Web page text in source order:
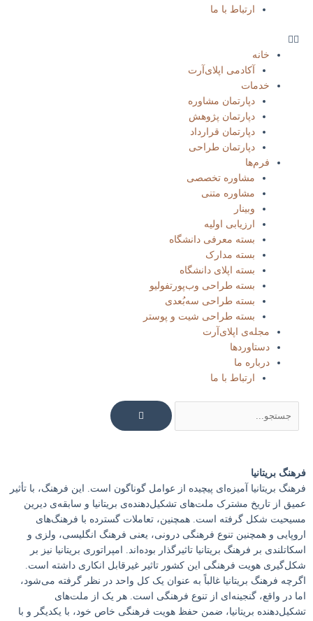
ارتباط با ما
خانه
آکادمی اپلای‌آرت
خدمات
دپارتمان مشاوره
دپارتمان پژوهش
دپارتمان قرارداد
دپارتمان طراحی
فرم‌ها
مشاوره تخصصی
مشاوره متنی
وبینار
ارزیابی اولیه
بسته معرفی دانشگاه
بسته مدارک
بسته‌ اپلای دانشگاه
بسته طراحی وب‌پورتفولیو​
بسته طراحی سه‌بُعدی
بسته طراحی شیت و پوستر
مجله‌ی اپلای‌آرت
دستاوردها
درباره ما
ارتباط با ما
فرهنگ بریتانیا
فرهنگ بریتانیا آمیزه‌ای پیچیده از عوامل گوناگون است. این فرهنگ، با تأثیر
عمیق از تاریخ مشترک ملت‌های تشکیل‌دهنده‌ی بریتانیا و سابقه­‌ی دیرین
مسیحیت شکل گرفته است. همچنین، تعاملات گسترده با فرهنگ‌های
اروپایی و همچنین تنوع فرهنگی درونی، یعنی فرهنگ‌ انگلیسی، ولزی و
اسکاتلندی بر فرهنگ بریتانیا تاثیرگذار بوده‌اند. امپراتوری بریتانیا نیز بر
شکل‌گیری هویت فرهنگی این کشور تاثیر غیرقابل انکاری داشته است.
اگرچه فرهنگ بریتانیا غالباً به عنوان یک کل واحد در نظر گرفته می‌شود،
اما در واقع، گنجینه‌ای از تنوع فرهنگی است. هر یک از ملت‌های
تشکیل‌دهنده بریتانیا، ضمن حفظ هویت فرهنگی خاص خود، با یکدیگر و با